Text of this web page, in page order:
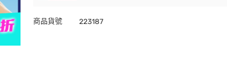
商品貨號 223187